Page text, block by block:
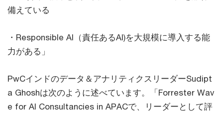
備えている
・Responsible AI（責任あるAI)を大規模に導入する能
力がある」
PwCインドのデータ＆アナリティクスリーダーSudipt
a Ghoshは次のように述べています。「Forrester Wav
e for AI Consultancies in APACで、リーダーとして評